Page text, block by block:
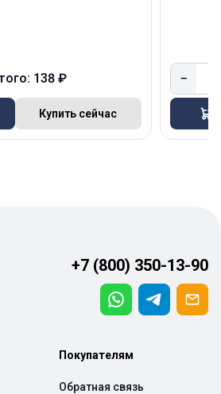
138 ₽
Купить сейчас
−
+7 (800) 350-13-90
Покупателям
Обратная связь